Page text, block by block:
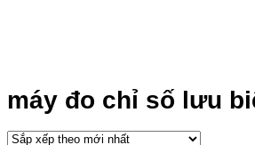
máy đo chỉ số lưu